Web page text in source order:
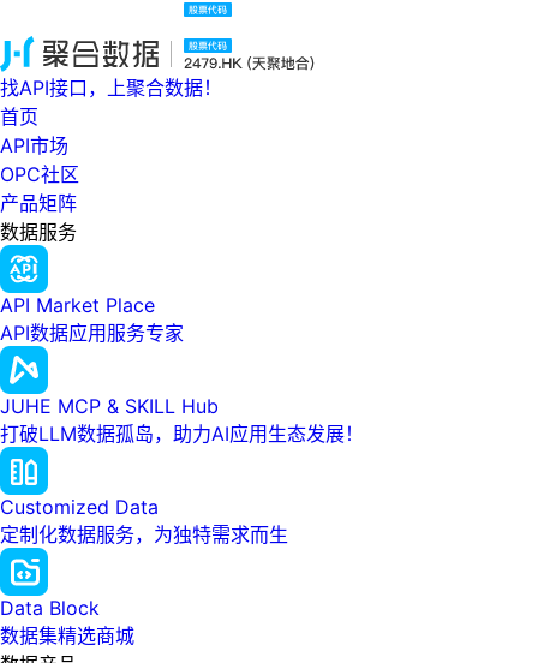
找API接口，上聚合数据！
首页
API市场
OPC社区
产品矩阵
数据服务
API Market Place
API数据应用服务专家
JUHE MCP & SKILL Hub
打破LLM数据孤岛，助力AI应用生态发展！
Customized Data
定制化数据服务，为独特需求而生
Data Block
数据集精选商城